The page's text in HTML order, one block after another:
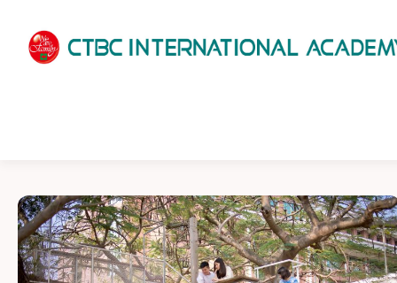
SCHOOL LIFE NEWS PATHWAYS LOCATION